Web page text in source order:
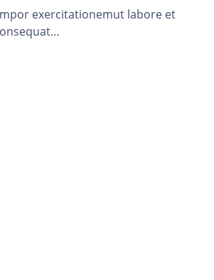
exercitationemut labore et